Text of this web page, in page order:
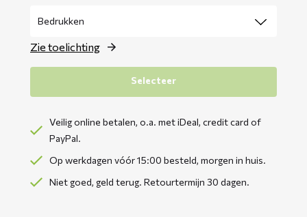
Zie toelichting
Selecteer
Veilig online betalen, o.a. met iDeal, credit card of
PayPal.
Op werkdagen vóór 15:00 besteld, morgen in huis.
Niet goed, geld terug. Retourtermijn 30 dagen.